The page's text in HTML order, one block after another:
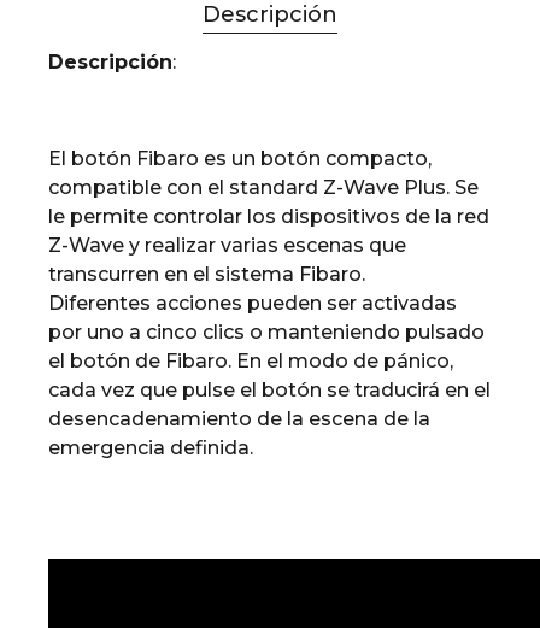
Descripción
Descripción:
El botón Fibaro es un botón compacto,
compatible con el standard Z-Wave Plus. Se
le permite controlar los dispositivos de la red
Z-Wave y realizar varias escenas que
transcurren en el sistema Fibaro.
Diferentes acciones pueden ser activadas
por uno a cinco clics o manteniendo pulsado
el botón de Fibaro. En el modo de pánico,
cada vez que pulse el botón se traducirá en el
desencadenamiento de la escena de la
emergencia definida.